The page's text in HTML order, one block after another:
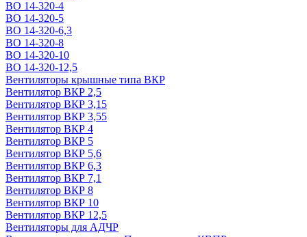
ВО 14-320-4
ВО 14-320-5
ВО 14-320-6,3
ВО 14-320-8
ВО 14-320-10
ВО 14-320-12,5
Вентиляторы крышные типа ВКР
Вентилятор ВКР 2,5
Вентилятор ВКР 3,15
Вентилятор ВКР 3,55
Вентилятор ВКР 4
Вентилятор ВКР 5
Вентилятор ВКР 5,6
Вентилятор ВКР 6,3
Вентилятор ВКР 7,1
Вентилятор ВКР 8
Вентилятор ВКР 10
Вентилятор ВКР 12,5
Вентиляторы для АДЧР